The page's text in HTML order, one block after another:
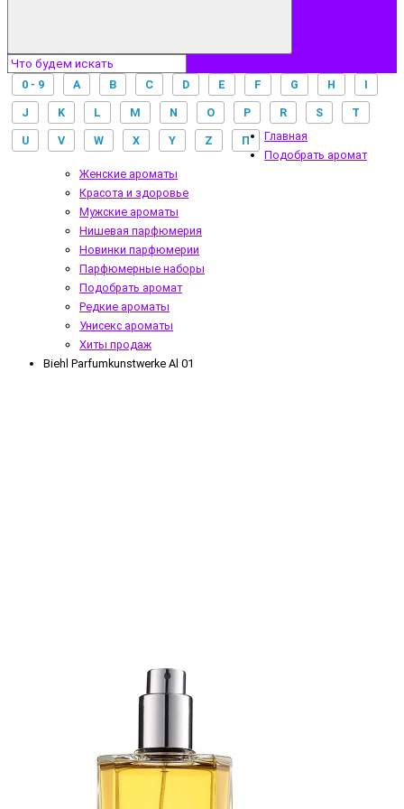
0 - 9 A B C D E F G H I
J K L M N O P R S T
U V W X Y Z П
Главная
Подобрать аромат
Женские ароматы
Красота и здоровье
Мужские ароматы
Нишевая парфюмерия
Новинки парфюмерии
Парфюмерные наборы
Подобрать аромат
Редкие ароматы
Унисекс ароматы
Хиты продаж
Biehl Parfumkunstwerke Al 01